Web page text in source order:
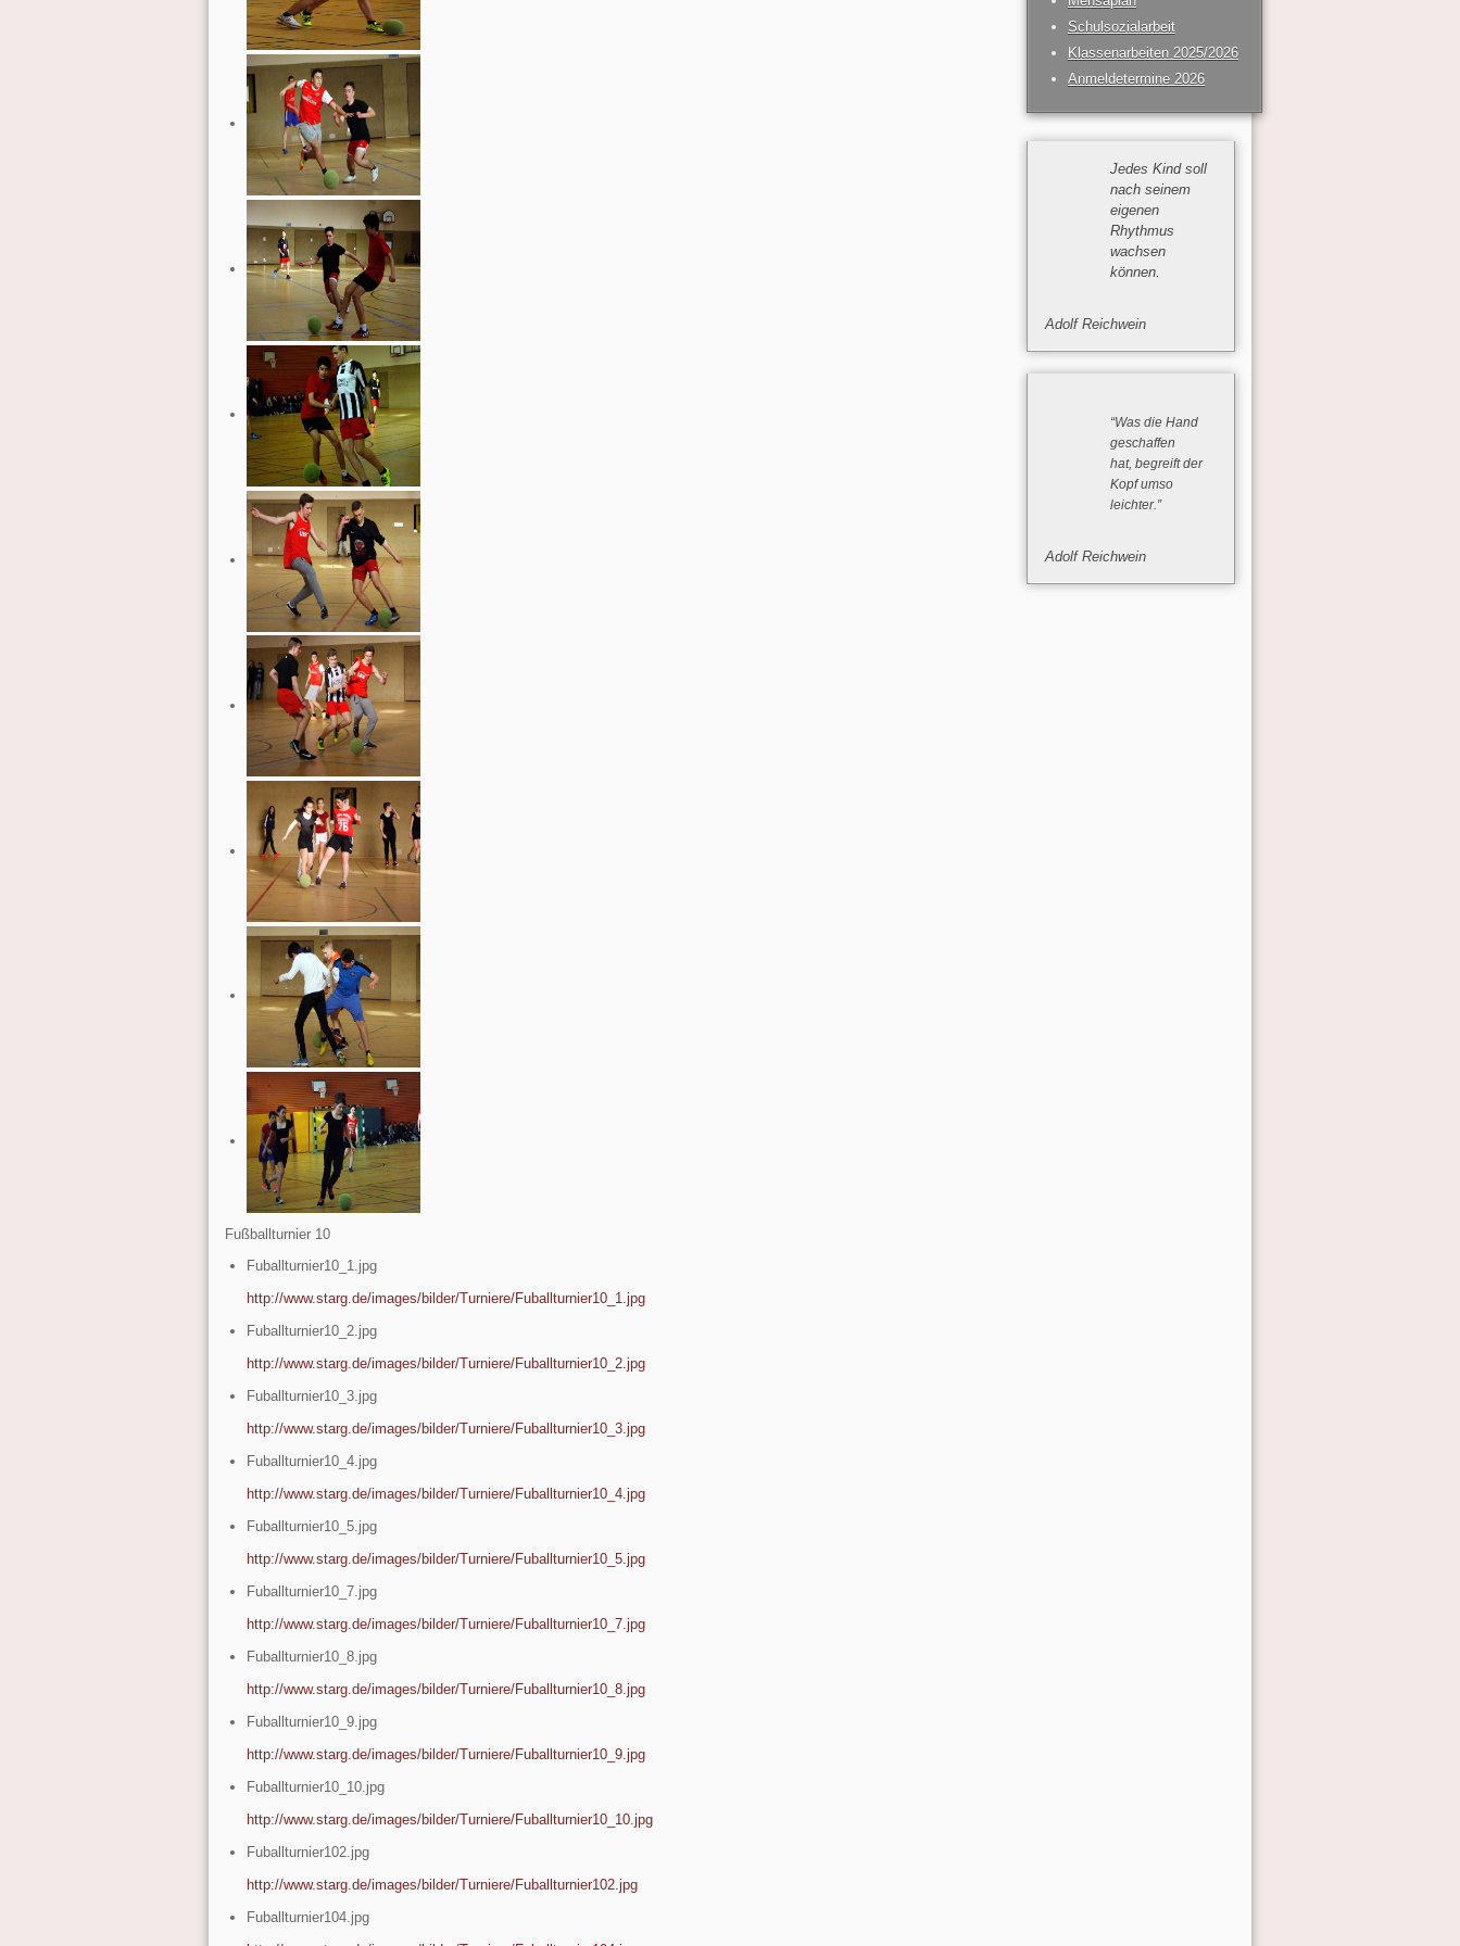
Fußballturnier 10
Fuballturnier10_1.jpg
http://www.starg.de/images/bilder/Turniere/Fuballturnier10_1.jpg
Fuballturnier10_2.jpg
http://www.starg.de/images/bilder/Turniere/Fuballturnier10_2.jpg
Fuballturnier10_3.jpg
http://www.starg.de/images/bilder/Turniere/Fuballturnier10_3.jpg
Fuballturnier10_4.jpg
http://www.starg.de/images/bilder/Turniere/Fuballturnier10_4.jpg
Fuballturnier10_5.jpg
http://www.starg.de/images/bilder/Turniere/Fuballturnier10_5.jpg
Fuballturnier10_7.jpg
http://www.starg.de/images/bilder/Turniere/Fuballturnier10_7.jpg
Fuballturnier10_8.jpg
http://www.starg.de/images/bilder/Turniere/Fuballturnier10_8.jpg
Fuballturnier10_9.jpg
http://www.starg.de/images/bilder/Turniere/Fuballturnier10_9.jpg
Fuballturnier10_10.jpg
http://www.starg.de/images/bilder/Turniere/Fuballturnier10_10.jpg
Fuballturnier102.jpg
http://www.starg.de/images/bilder/Turniere/Fuballturnier102.jpg
Fuballturnier104.jpg
Schulsozialarbeit
Klassenarbeiten 2025/2026
Anmeldetermine 2026
Jedes Kind soll
nach seinem
eigenen
Rhythmus
wachsen
können.
Adolf Reichwein
“Was die Hand
geschaffen
hat, begreift der
Kopf umso
leichter.”
Adolf Reichwein